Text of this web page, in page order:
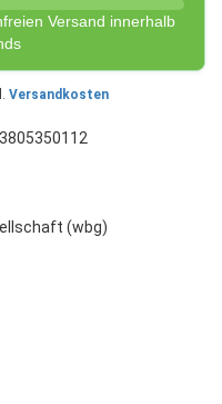
Versand innerhalb
Versandkosten
3805350112
(wbg)